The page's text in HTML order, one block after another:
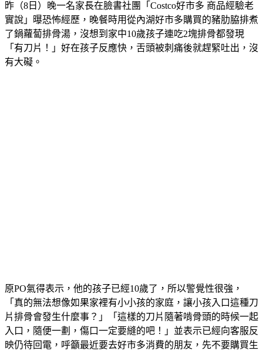
昨（8日）晚一名家長在臉書社團「Costco好市多 商品經驗老
實說」曝恐怖經歷，晚餐時用從內湖好市多購買的豬肋脇排煮
了鍋蘿蔔排骨湯，沒想到家中10歲孩子連吃2塊排骨都發現
「有刀片！」好在孩子反應快，舌頭被刺痛後就趕緊吐出，沒
有大礙。
原PO氣得表示，他的孩子已經10歲了，所以警覺性很強，
「真的無法想像如果家裡有小小孩的家庭，讓小孩入口這種刀
片排骨會發生什麼事？」「這樣的刀片隨著啃骨頭的時候一起
入口，隨便一劃，傷口一定要縫的吧！」並表示已經向客服反
映仍待回電，呼籲最近要去好市多消費的朋友，先不要購買生